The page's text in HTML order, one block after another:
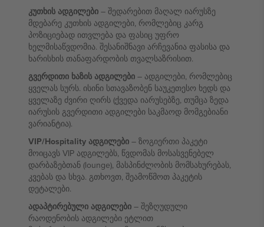
კუთხის ადგილები – შედარებით მაღალ იარუსზე
მდებარე კუთხის ადგილები, რომლებიც კარგ
პოზიციებად ითვლება და ფასიც უფრო
ხელმისაწვდომია. შესანიშნავი არჩევანია ფასისა და
ხარისხის თანაფარდობის თვალსაზრისით.
გვერდითი ხაზის ადგილები – ადგილები, რომლებიც
ყველას სურს. ისინი სთავაზობენ საუკეთესო ხედს და
ყველაზე ძვირი ღირს (ქვედა იარუსებზე, თუმცა ზედა
იარუსის გვერდითი ადგილები საკმაოდ მომგებიანი
ვარიანტია).
VIP/Hospitality ადგილები – ზოგიერთი პაკეტი
მოიცავს VIP ადგილებს, წვდომას მოსასვენებელ
დარბაზებთან (lounge), მასპინძლობის მომსახურებას,
კვებას და სხვა. გთხოვთ, შეამოწმოთ პაკეტის
დეტალები.
ადაპტირებული ადგილები – შეზღუდული
რაოდენობის ადგილები ეტლით